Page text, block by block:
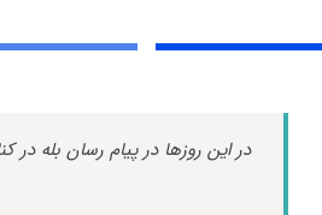
در این روزها در پیام رسان بله در